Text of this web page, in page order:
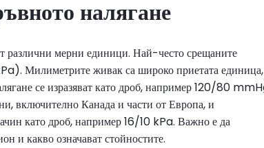
налягане
различни мерни единици. Най-често срещаните
Милиметрите живак са широко приетата единица,
се изразяват като дроб, например 120/80
включително Канада и части от Европа, и
като дроб, например 16/10 kPa. Важно е да
и какво означават стойностите.